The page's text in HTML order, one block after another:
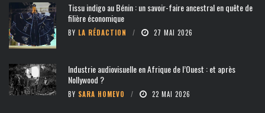
Tissu indigo au Bénin : un savoir-faire ancestral en quête de
filière économique
BY LA RÉDACTION 27 MAI 2026
Industrie audiovisuelle en Afrique de l’Ouest : et après
Nollywood ?
BY SARA HOMEVO 22 MAI 2026